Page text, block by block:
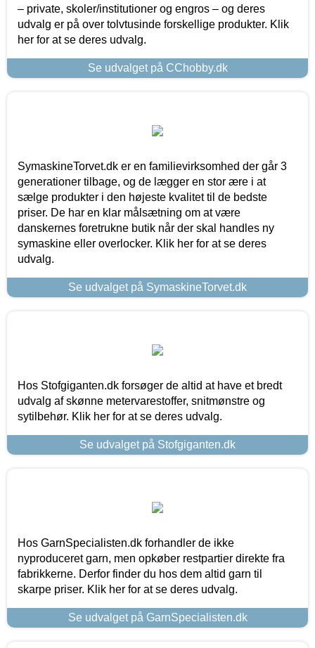
– private, skoler/institutioner og engros – og deres
udvalg er på over tolvtusinde forskellige produkter. Klik
her for at se deres udvalg.
Se udvalget på CChobby.dk
SymaskineTorvet.dk er en familievirksomhed der går 3
generationer tilbage, og de lægger en stor ære i at
sælge produkter i den højeste kvalitet til de bedste
priser. De har en klar målsætning om at være
danskernes foretrukne butik når der skal handles ny
symaskine eller overlocker. Klik her for at se deres
udvalg.
Se udvalget på SymaskineTorvet.dk
Hos Stofgiganten.dk forsøger de altid at have et bredt
udvalg af skønne metervarestoffer, snitmønstre og
sytilbehør. Klik her for at se deres udvalg.
Se udvalget på Stofgiganten.dk
Hos GarnSpecialisten.dk forhandler de ikke
nyproduceret garn, men opkøber restpartier direkte fra
fabrikkerne. Derfor finder du hos dem altid garn til
skarpe priser. Klik her for at se deres udvalg.
Se udvalget på GarnSpecialisten.dk